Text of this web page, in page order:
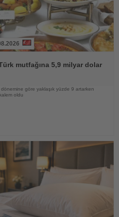
mutfağına 5,9 milyar dolar
dönemine göre yaklaşık yüzde 9 artarken
oldu